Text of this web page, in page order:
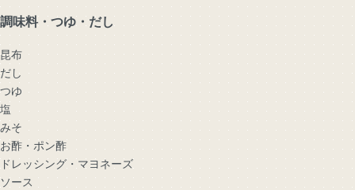
調味料・つゆ・だし
昆布
だし
つゆ
塩
みそ
お酢・ポン酢
ドレッシング・マヨネーズ
ソース